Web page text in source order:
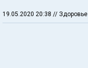
19.05.2020 20:38 // Здоровье